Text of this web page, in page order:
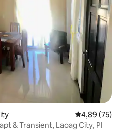
4,89 de uma
4,89 (75)
& Transient, Laoag City, PI